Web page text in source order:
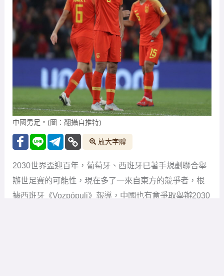
中國男足。(圖：翻攝自推特)
放大字體
2030世界盃迎百年，葡萄牙、西班牙已著手規劃聯合舉
辦世足賽的可能性，現在多了一來自東方的競爭者，根
據西班牙《Vozpópuli》報導，中國也有意爭取舉辦2030